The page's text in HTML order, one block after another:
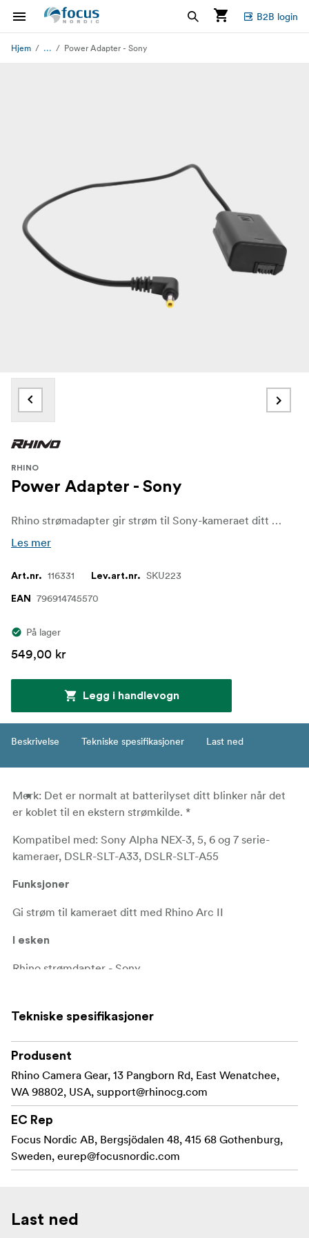
B2B login
Hjem ... Power Adapter - Sony
RHINO
Power Adapter - Sony
Rhino strømadapter gir strøm til Sony-kameraet ditt når det er koblet til Rhino Arc II. Dette lar deg filme og intervjue eller timelapse uten at du behøver å bekymre deg for bytte av utstyr. Dersom du filmer i lange perioder, må du kun lade en ting: Rhino Arc II.
Les mer
Art.nr. 116331 Lev.art.nr. SKU223
EAN 796914745570
På lager
549,00 kr
Legg i handlevogn
Beskrivelse Tekniske spesifikasjoner Last ned
Merk: Det er normalt at batterilyset ditt blinker når det
er koblet til en ekstern strømkilde. *
Kompatibel med: Sony Alpha NEX-3, 5, 6 og 7 serie-
kameraer, DSLR-SLT-A33, DSLR-SLT-A55
Funksjoner
Gi strøm til kameraet ditt med Rhino Arc II
I esken
Rhino strømdapter - Sony
Tekniske spesifikasjoner
Produsent
Rhino Camera Gear, 13 Pangborn Rd, East Wenatchee,
WA 98802, USA, support@rhinocg.com
EC Rep
Focus Nordic AB, Bergsjödalen 48, 415 68 Gothenburg,
Sweden, eurep@focusnordic.com
Last ned